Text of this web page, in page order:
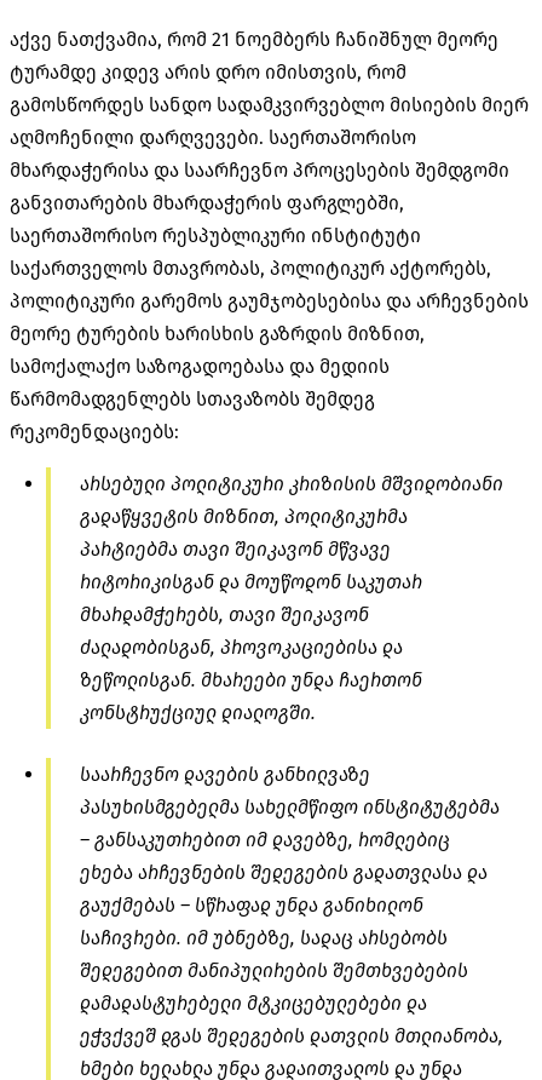
აქვე ნათქვამია, რომ 21 ნოემბერს ჩანიშნულ მეორე
ტურამდე კიდევ არის დრო იმისთვის, რომ
გამოსწორდეს სანდო სადამკვირვებლო მისიების მიერ
აღმოჩენილი დარღვევები. საერთაშორისო
მხარდაჭერისა და საარჩევნო პროცესების შემდგომი
განვითარების მხარდაჭერის ფარგლებში,
საერთაშორისო რესპუბლიკური ინსტიტუტი
საქართველოს მთავრობას, პოლიტიკურ აქტორებს,
პოლიტიკური გარემოს გაუმჯობესებისა და არჩევნების
მეორე ტურების ხარისხის გაზრდის მიზნით,
სამოქალაქო საზოგადოებასა და მედიის
წარმომადგენლებს სთავაზობს შემდეგ
რეკომენდაციებს:
არსებული პოლიტიკური კრიზისის მშვიდობიანი
გადაწყვეტის მიზნით, პოლიტიკურმა
პარტიებმა თავი შეიკავონ მწვავე
რიტორიკისგან და მოუწოდონ საკუთარ
მხარდამჭერებს, თავი შეიკავონ
ძალადობისგან, პროვოკაციებისა და
ზეწოლისგან. მხარეები უნდა ჩაერთონ
კონსტრუქციულ დიალოგში.
საარჩევნო დავების განხილვაზე
პასუხისმგებელმა სახელმწიფო ინსტიტუტებმა
– განსაკუთრებით იმ დავებზე, რომლებიც
ეხება არჩევნების შედეგების გადათვლასა და
გაუქმებას – სწრაფად უნდა განიხილონ
საჩივრები. იმ უბნებზე, სადაც არსებობს
შედეგებით მანიპულირების შემთხვებების
დამადასტურებელი მტკიცებულებები და
ეჭვქვეშ დგას შედეგების დათვლის მთლიანობა,
ხმები ხელახლა უნდა გადაითვალოს და უნდა